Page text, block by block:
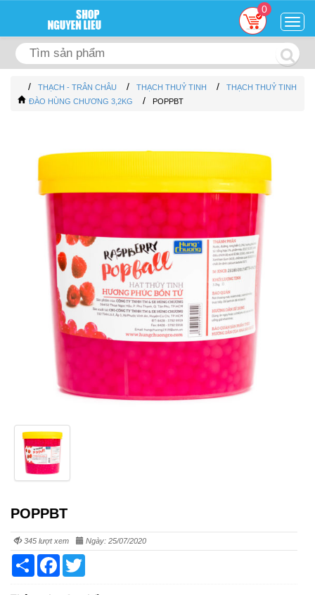
0
/ THẠCH - TRÂN CHÂU / THẠCH THUỶ TINH /
THẠCH THUỶ TINH
ĐÀO HÙNG CHƯƠNG 3,2KG
/ POPPBT
POPPBT
345 lượt xem Ngày: 25/07/2020
Share Facebook